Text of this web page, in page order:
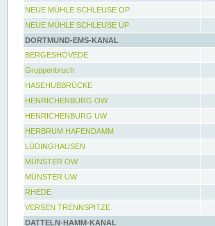
NEUE MÜHLE SCHLEUSE OP
NEUE MÜHLE SCHLEUSE UP
DORTMUND-EMS-KANAL
BERGESHÖVEDE
Groppenbruch
HASEHUBBRÜCKE
HENRICHENBURG OW
HENRICHENBURG UW
HERBRUM HAFENDAMM
LÜDINGHAUSEN
MÜNSTER OW
MÜNSTER UW
RHEDE
VERSEN TRENNSPITZE
DATTELN-HAMM-KANAL